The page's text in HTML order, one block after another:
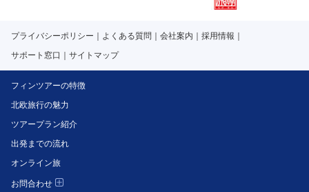
プライバシーポリシー よくある質問 会社案内
採用情報
サポート窓口
サイトマップ
フィンツアーの特徴
北欧旅行の魅力
ツアープラン紹介
出発までの流れ
オンライン旅
お問合わせ